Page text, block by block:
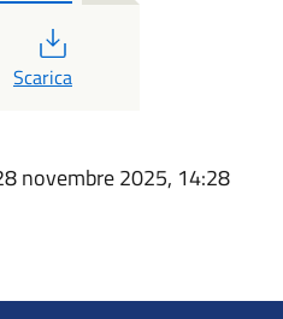
Scarica
novembre 2025, 14:28